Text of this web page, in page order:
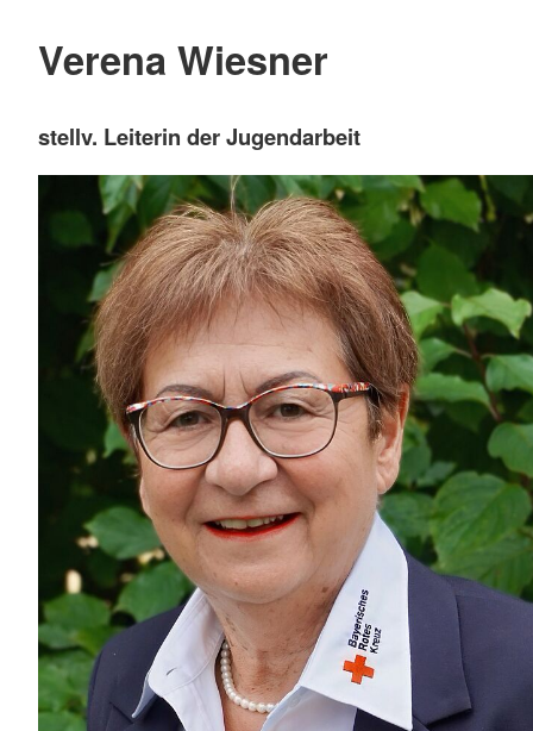
Verena Wiesner
stellv. Leiterin der Jugendarbeit